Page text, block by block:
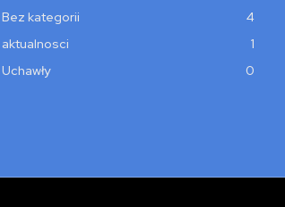
Bez kategorii
4
aktualnosci
1
Uchawły
0